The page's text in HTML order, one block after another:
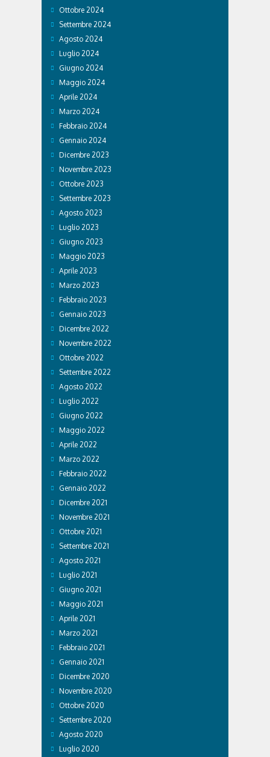
Ottobre 2024
Settembre 2024
Agosto 2024
Luglio 2024
Giugno 2024
Maggio 2024
Aprile 2024
Marzo 2024
Febbraio 2024
Gennaio 2024
Dicembre 2023
Novembre 2023
Ottobre 2023
Settembre 2023
Agosto 2023
Luglio 2023
Giugno 2023
Maggio 2023
Aprile 2023
Marzo 2023
Febbraio 2023
Gennaio 2023
Dicembre 2022
Novembre 2022
Ottobre 2022
Settembre 2022
Agosto 2022
Luglio 2022
Giugno 2022
Maggio 2022
Aprile 2022
Marzo 2022
Febbraio 2022
Gennaio 2022
Dicembre 2021
Novembre 2021
Ottobre 2021
Settembre 2021
Agosto 2021
Luglio 2021
Giugno 2021
Maggio 2021
Aprile 2021
Marzo 2021
Febbraio 2021
Gennaio 2021
Dicembre 2020
Novembre 2020
Ottobre 2020
Settembre 2020
Agosto 2020
Luglio 2020